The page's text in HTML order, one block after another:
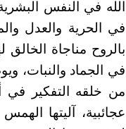
الله في النفس
في الحرية والعدل
بالروح مناجاة
في الجماد والنبات،
من خلقه التفكير في
عجائبية، آليتها